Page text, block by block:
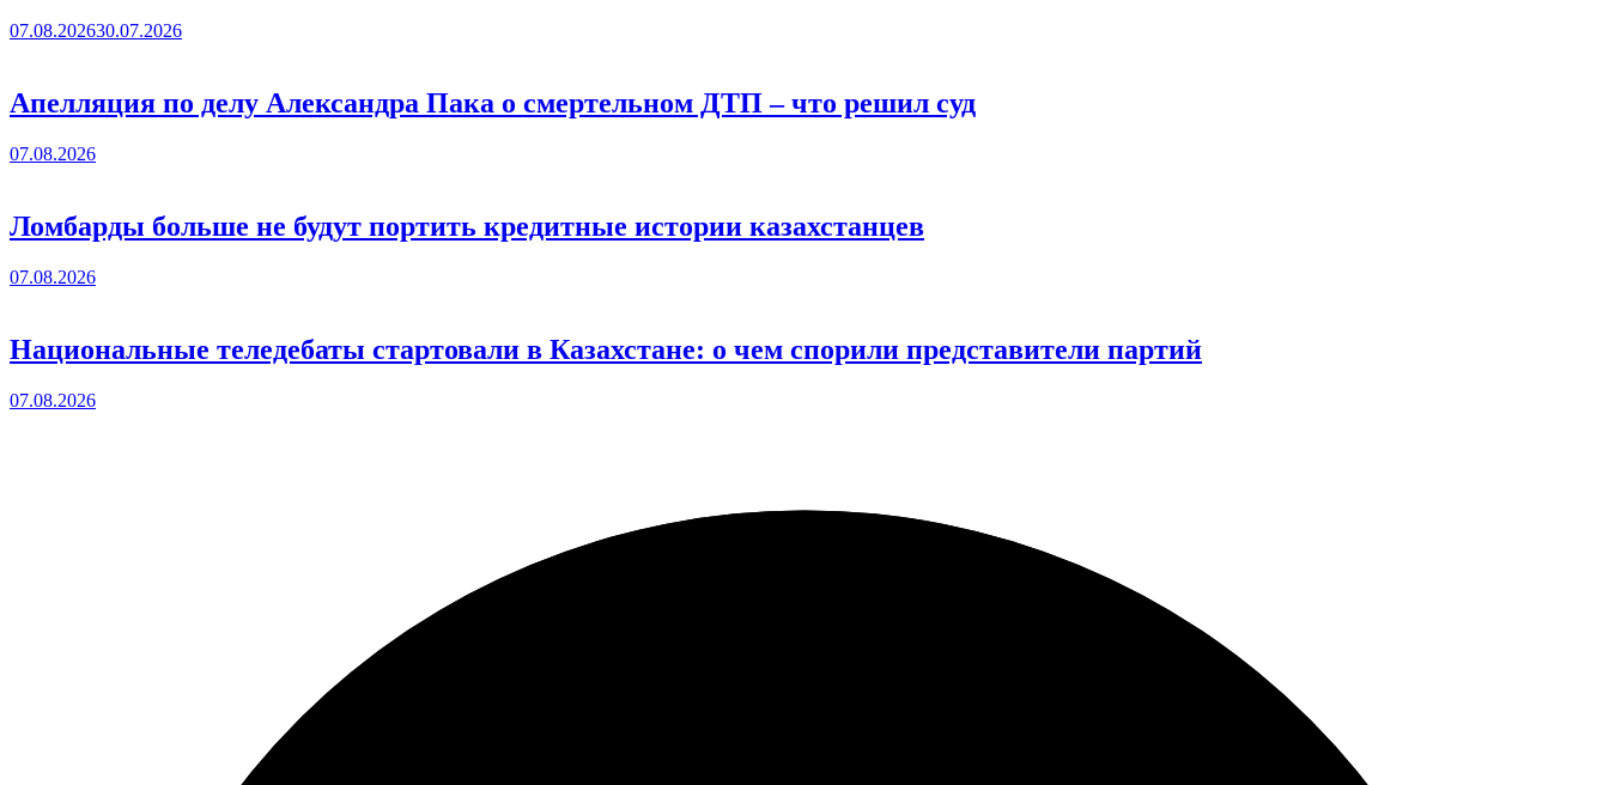
07.08.202630.07.2026
Апелляция по делу Александра Пака о смертельном ДТП – что решил суд
07.08.2026
Ломбарды больше не будут портить кредитные истории казахстанцев
07.08.2026
Национальные теледебаты стартовали в Казахстане: о чем спорили представители партий
07.08.2026